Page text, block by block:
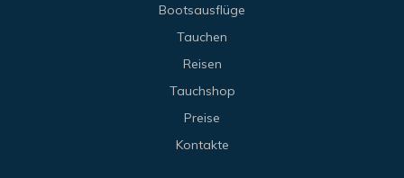
Bootsausflüge
Tauchen
Reisen
Tauchshop
Preise
Kontakte